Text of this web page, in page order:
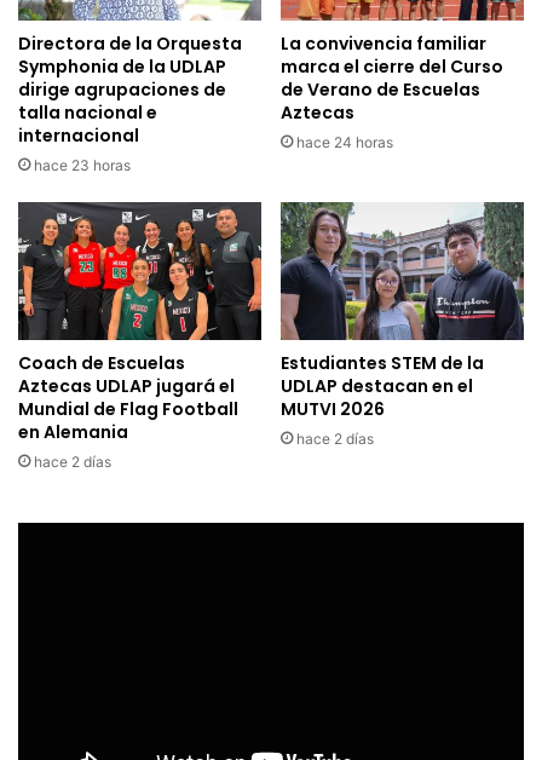
Directora de la Orquesta
Symphonia de la UDLAP
dirige agrupaciones de
talla nacional e
internacional
hace 23 horas
La convivencia familiar
marca el cierre del Curso
de Verano de Escuelas
Aztecas
hace 24 horas
Coach de Escuelas
Aztecas UDLAP jugará el
Mundial de Flag Football
en Alemania
hace 2 días
Estudiantes STEM de la
UDLAP destacan en el
MUTVI 2026
hace 2 días